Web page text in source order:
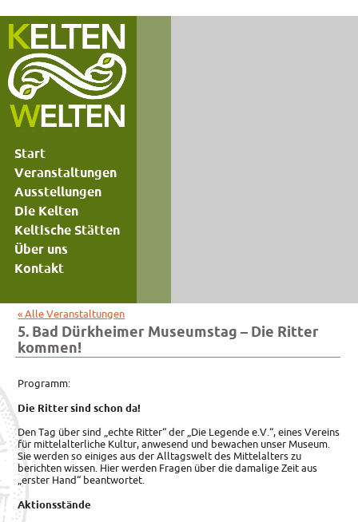
Start
Veranstaltungen
Ausstellungen
Die Kelten
Keltische Stätten
Über uns
Kontakt
« Alle Veranstaltungen
5. Bad Dürkheimer Museumstag – Die Ritter
kommen!
Programm:
Die Ritter sind schon da!
Den Tag über sind „echte Ritter“ der „Die Legende e.V.“, eines Vereins
für mittelalterliche Kultur, anwesend und bewachen unser Museum.
Sie werden so einiges aus der Alltagswelt des Mittelalters zu
berichten wissen. Hier werden Fragen über die damalige Zeit aus
„erster Hand“ beantwortet.
Aktionsstände